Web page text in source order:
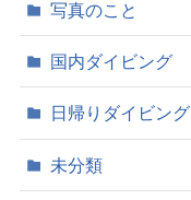
写真のこと
国内ダイビング
日帰りダイビング
未分類